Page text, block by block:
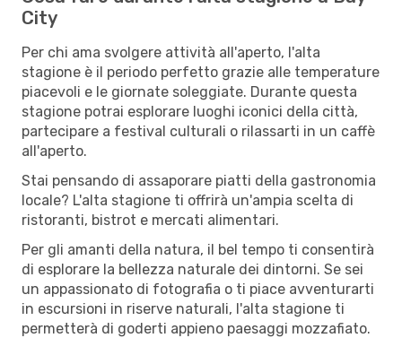
City
Per chi ama svolgere attività all'aperto, l'alta
stagione è il periodo perfetto grazie alle temperature
piacevoli e le giornate soleggiate. Durante questa
stagione potrai esplorare luoghi iconici della città,
partecipare a festival culturali o rilassarti in un caffè
all'aperto.
Stai pensando di assaporare piatti della gastronomia
locale? L'alta stagione ti offrirà un'ampia scelta di
ristoranti, bistrot e mercati alimentari.
Per gli amanti della natura, il bel tempo ti consentirà
di esplorare la bellezza naturale dei dintorni. Se sei
un appassionato di fotografia o ti piace avventurarti
in escursioni in riserve naturali, l'alta stagione ti
permetterà di goderti appieno paesaggi mozzafiato.